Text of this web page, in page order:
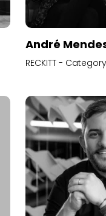
André
RECKITT -